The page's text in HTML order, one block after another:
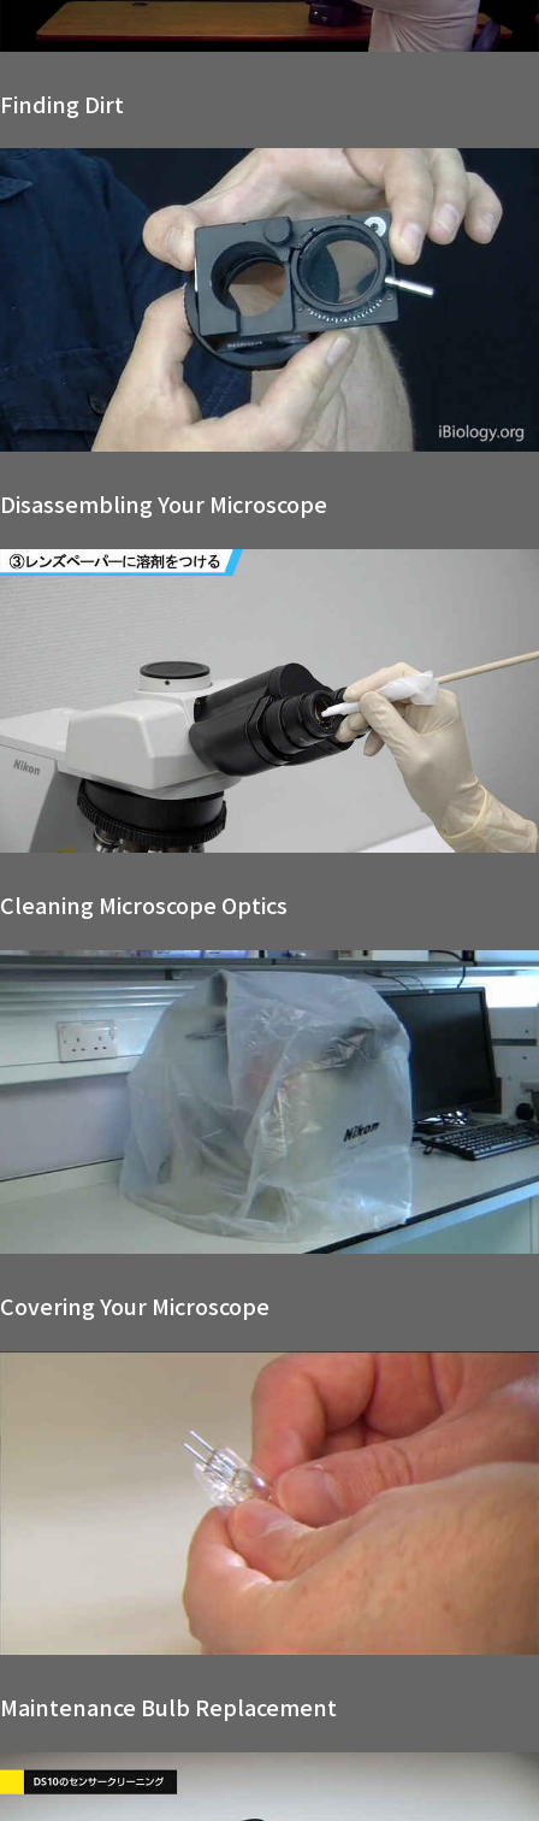
Finding Dirt
Disassembling Your Microscope
Cleaning Microscope Optics
Covering Your Microscope
Maintenance Bulb Replacement